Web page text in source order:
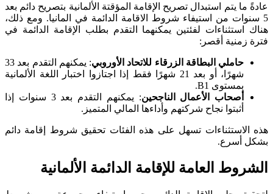
عادةً ما يتم استبدال تصريح الإقامة المؤقتة الألمانية بتصريح دائم بعد
5 سنوات من استيفاء شروط الاقامة الدائمة في المانيا. ومع ذلك،
هناك استثناءات لفئتين يمكنهما التقدم بطلب الإقامة الدائمة في
فترة زمنية أقصر:
حاملي البطاقة الزرقاء للاتحاد الأوروبي
: يمكنهم التقدم بعد 33
شهرًا، أو بعد 21 شهرًا فقط إذا اجتازوا اختبار اللغة الألمانية
بمستوى B1.
أصحاب الأعمال الناجحين
: يمكنهم التقدم بعد 3 سنوات إذا
أثبتوا نجاح شركتهم وأداءها المالي المتميز.
هذه الاستثناءات تسهل على هذه الفئات تحقيق شروط إقامة دائم
بشكل أسرع.
الشروط العامة للإقامة الدائمة الألمانية